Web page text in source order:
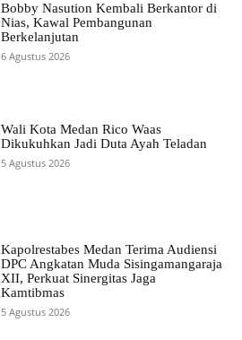
Bobby Nasution Kembali Berkantor di
Nias, Kawal Pembangunan
Berkelanjutan
6 Agustus 2026
Wali Kota Medan Rico Waas
Dikukuhkan Jadi Duta Ayah Teladan
5 Agustus 2026
Kapolrestabes Medan Terima Audiensi
DPC Angkatan Muda Sisingamangaraja
XII, Perkuat Sinergitas Jaga
Kamtibmas
5 Agustus 2026